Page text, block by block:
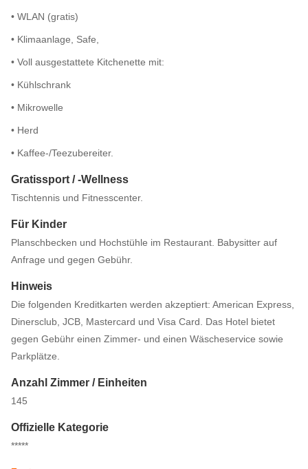
• WLAN (gratis)
• Klimaanlage, Safe,
• Voll ausgestattete Kitchenette mit:
• Kühlschrank
• Mikrowelle
• Herd
• Kaffee-/Teezubereiter.
Gratissport / -Wellness
Tischtennis und Fitnesscenter.
Für Kinder
Planschbecken und Hochstühle im Restaurant. Babysitter auf
Anfrage und gegen Gebühr.
Hinweis
Die folgenden Kreditkarten werden akzeptiert: American Express,
Dinersclub, JCB, Mastercard und Visa Card. Das Hotel bietet
gegen Gebühr einen Zimmer- und einen Wäscheservice sowie
Parkplätze.
Anzahl Zimmer / Einheiten
145
Offizielle Kategorie
*****